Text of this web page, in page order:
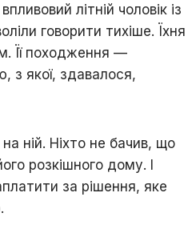
літній чоловік із
говорити тихіше. Їхня
Її походження —
з якої, здавалося,
ній. Ніхто не бачив, що
розкішного дому. І
за рішення, яке